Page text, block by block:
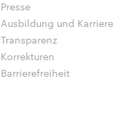
Presse
Ausbildung und Karriere
Transparenz
Korrekturen
Barrierefreiheit